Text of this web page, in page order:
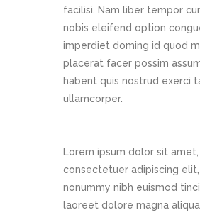
facilisi. Nam liber tempor
nobis eleifend option
imperdiet doming id quod
placerat facer possim
habent quis nostrud exerci
ullamcorper.
Lorem ipsum dolor sit amet,
consectetuer adipiscing
nonummy nibh euismod
laoreet dolore magna